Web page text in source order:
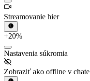
Streamovanie hier
+20%
Nastavenia súkromia
Zobraziť ako offline v chate